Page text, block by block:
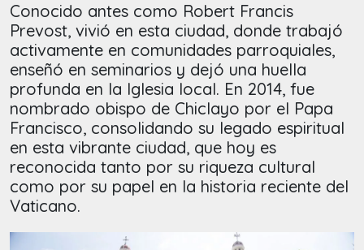
Conocido antes como Robert Francis
Prevost, vivió en esta ciudad, donde trabajó
activamente en comunidades parroquiales,
enseñó en seminarios y dejó una huella
profunda en la Iglesia local. En 2014, fue
nombrado obispo de Chiclayo por el Papa
Francisco, consolidando su legado espiritual
en esta vibrante ciudad, que hoy es
reconocida tanto por su riqueza cultural
como por su papel en la historia reciente del
Vaticano.